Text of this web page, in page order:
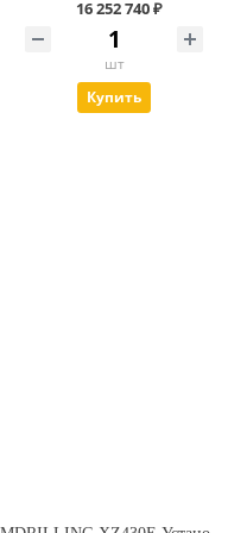
16 252 740 ₽
шт
Купить